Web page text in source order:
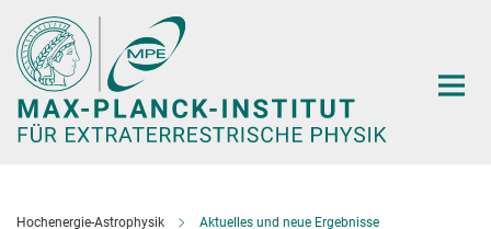
Hauptinhalt
Hochenergie-Astrophysik Aktuelles und neue Ergebnisse